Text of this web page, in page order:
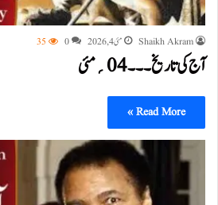
Shaikh Akram مئی 4, 2026 0
35
آج کی تاریخ۔۔۔04؍مئی
Read More »